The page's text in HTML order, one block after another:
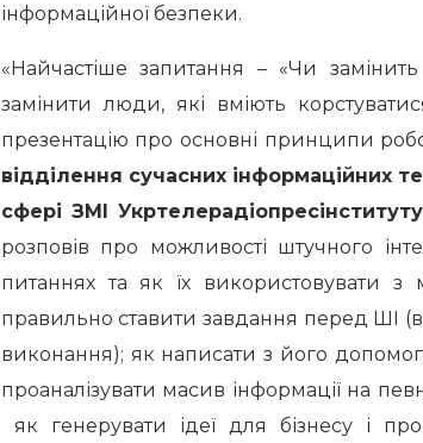
інформаційної безпеки.
«Найчастіше запитання – «Чи
замінити люди, які вміють
презентацію про основні принципи
відділення сучасних інформаційних
сфері ЗМІ
розповів про можливості штучного
питаннях та як їх використовувати
правильно ставити завдання перед ШІ
виконання); як написати з його
проаналізувати масив інформації на
як генерувати ідеї для бізнесу і